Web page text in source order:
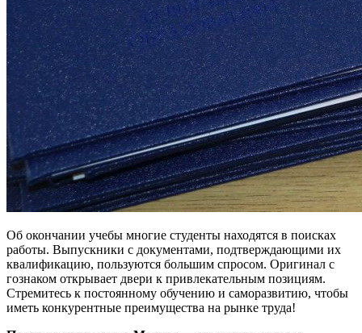
Об окончании учебы многие студенты находятся в поисках
работы. Выпускники с документами, подтверждающими их
квалификацию, пользуются большим спросом. Оригинал с
гознаком открывает двери к привлекательным позициям.
Стремитесь к постоянному обучению и саморазвитию, чтобы
иметь конкурентные преимущества на рынке труда!